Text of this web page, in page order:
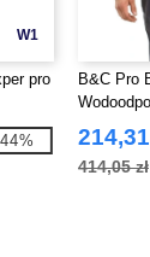
W1
pro
B&C Pro
214,31
414,05 zł